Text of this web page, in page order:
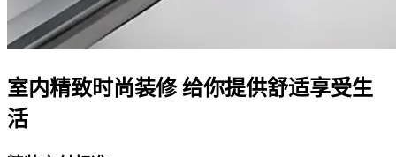
室内精致时尚装修 给你提供舒适享受生
活